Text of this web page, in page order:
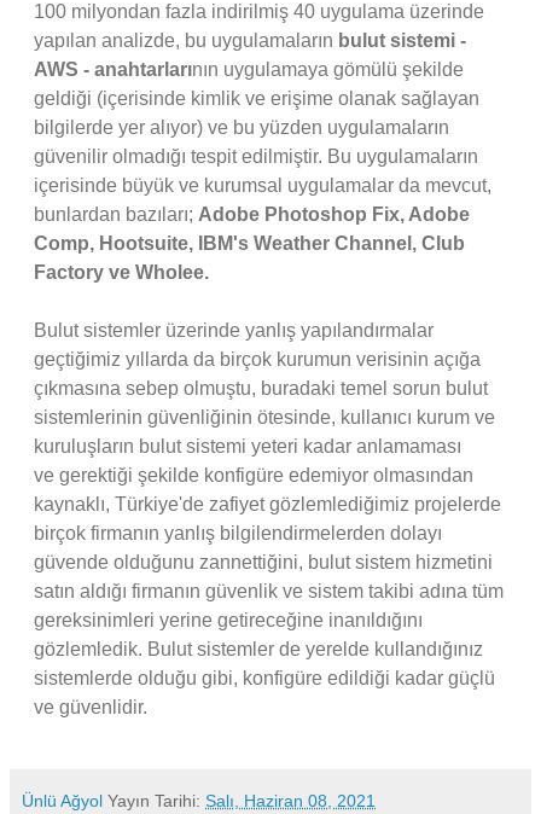
100 milyondan fazla indirilmiş 40 uygulama üzerinde
yapılan analizde, bu uygulamaların bulut sistemi -
AWS - anahtarlarının uygulamaya gömülü şekilde
geldiği (içerisinde kimlik ve erişime olanak sağlayan
bilgilerde yer alıyor) ve bu yüzden uygulamaların
güvenilir olmadığı tespit edilmiştir. Bu uygulamaların
içerisinde büyük ve kurumsal uygulamalar da mevcut,
bunlardan bazıları; Adobe Photoshop Fix, Adobe
Comp, Hootsuite, IBM's Weather Channel, Club
Factory ve Wholee.
Bulut sistemler üzerinde yanlış yapılandırmalar
geçtiğimiz yıllarda da birçok kurumun verisinin açığa
çıkmasına sebep olmuştu, buradaki temel sorun bulut
sistemlerinin güvenliğinin ötesinde, kullanıcı kurum ve
kuruluşların bulut sistemi yeteri kadar anlamaması
ve gerektiği şekilde konfigüre edemiyor olmasından
kaynaklı, Türkiye'de zafiyet gözlemlediğimiz projelerde
birçok firmanın yanlış bilgilendirmelerden dolayı
güvende olduğunu zannettiğini, bulut sistem hizmetini
satın aldığı firmanın güvenlik ve sistem takibi adına tüm
gereksinimleri yerine getireceğine inanıldığını
gözlemledik. Bulut sistemler de yerelde kullandığınız
sistemlerde olduğu gibi, konfigüre edildiği kadar güçlü
ve güvenlidir.
Ünlü Ağyol Yayın Tarihi: Salı, Haziran 08, 2021